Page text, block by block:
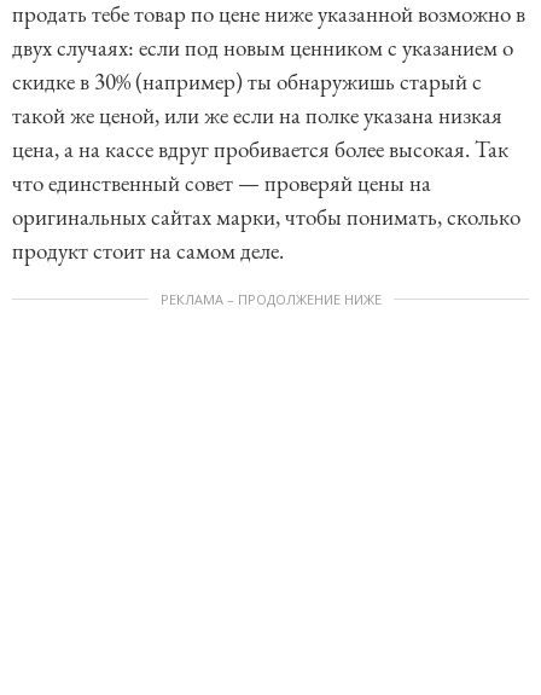
продать тебе товар по цене ниже указанной возможно в
двух случаях: если под новым ценником с указанием о
скидке в 30% (например) ты обнаружишь старый с
такой же ценой, или же если на полке указана низкая
цена, а на кассе вдруг пробивается более высокая. Так
что единственный совет — проверяй цены на
оригинальных сайтах марки, чтобы понимать, сколько
продукт стоит на самом деле.
РЕКЛАМА – ПРОДОЛЖЕНИЕ НИЖЕ